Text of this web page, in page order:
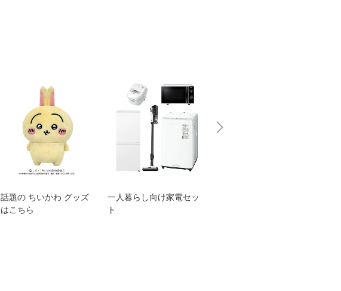
話題の ちいかわ グッズ
はこちら
一人暮らし向け家電セッ
ト